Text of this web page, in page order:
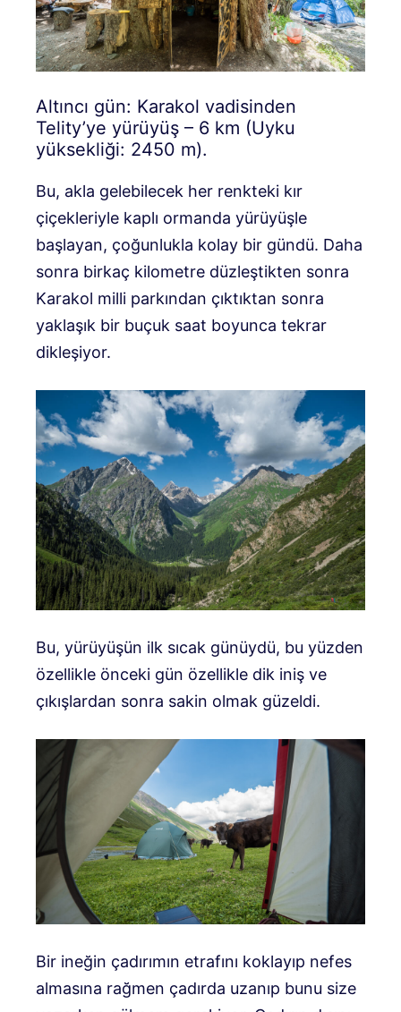
Altıncı gün: Karakol vadisinden
Telity’ye yürüyüş – 6 km (Uyku
yüksekliği: 2450 m).
Bu, akla gelebilecek her renkteki kır
çiçekleriyle kaplı ormanda yürüyüşle
başlayan, çoğunlukla kolay bir gündü. Daha
sonra birkaç kilometre düzleştikten sonra
Karakol milli parkından çıktıktan sonra
yaklaşık bir buçuk saat boyunca tekrar
dikleşiyor.
Bu, yürüyüşün ilk sıcak günüydü, bu yüzden
özellikle önceki gün özellikle dik iniş ve
çıkışlardan sonra sakin olmak güzeldi.
Bir ineğin çadırımın etrafını koklayıp nefes
almasına rağmen çadırda uzanıp bunu size